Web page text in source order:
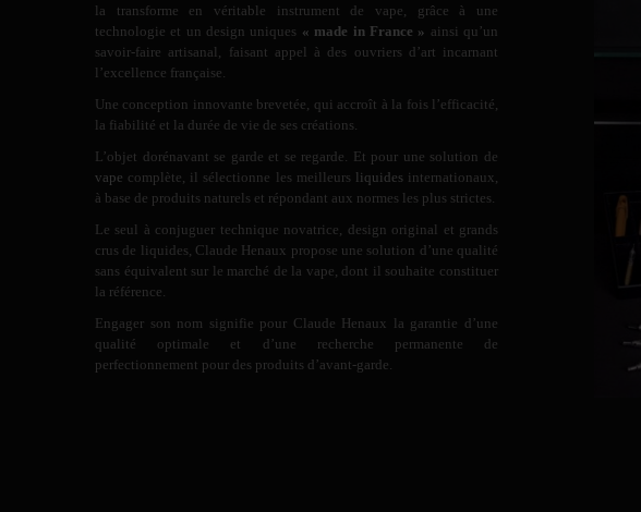
la transforme en véritable instrument de vape, grâce à une
technologie et un design uniques « made in France » ainsi qu’un
savoir-faire artisanal, faisant appel à des ouvriers d’art incarnant
l’excellence française.
Une conception innovante brevetée, qui accroît à la fois l’efficacité,
la fiabilité et la durée de vie de ses créations.
L’objet dorénavant se garde et se regarde. Et pour une solution de
vape complète, il sélectionne les meilleurs liquidesinternationaux,
à base de produits naturels et répondant aux normes les plus strictes.
Le seul à conjuguer technique novatrice, design original et grands
crus de liquides, Claude Henaux propose une solution d’une qualité
sans équivalent sur le marché de la vape, dont il souhaite constituer
la référence.
Engager son nom signifie pour Claude Henaux la garantie d’une
qualité optimale et d’une recherche permanente de
perfectionnement pour des produits d’avant-garde.